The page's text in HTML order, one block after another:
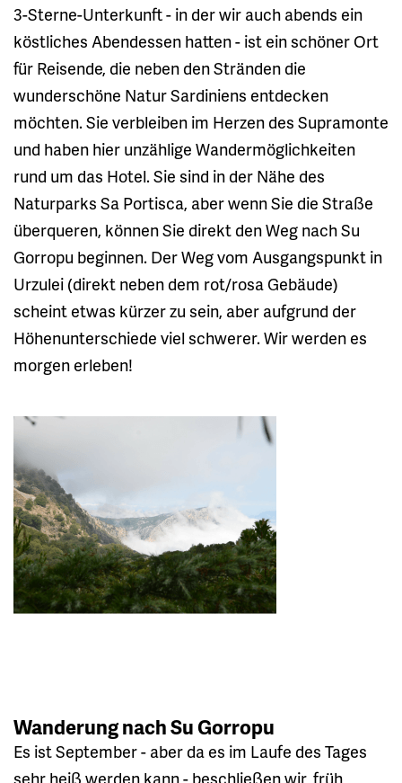
3-Sterne-Unterkunft - in der wir auch abends ein
köstliches Abendessen hatten - ist ein schöner Ort
für Reisende, die neben den Stränden die
wunderschöne Natur Sardiniens entdecken
möchten. Sie verbleiben im Herzen des Supramonte
und haben hier unzählige Wandermöglichkeiten
rund um das Hotel. Sie sind in der Nähe des
Naturparks Sa Portisca, aber wenn Sie die Straße
überqueren, können Sie direkt den Weg nach Su
Gorropu beginnen. Der Weg vom Ausgangspunkt in
Urzulei (direkt neben dem rot/rosa Gebäude)
scheint etwas kürzer zu sein, aber aufgrund der
Höhenunterschiede viel schwerer. Wir werden es
morgen erleben!
Wanderung nach Su Gorropu
Es ist September - aber da es im Laufe des Tages
sehr heiß werden kann - beschließen wir, früh